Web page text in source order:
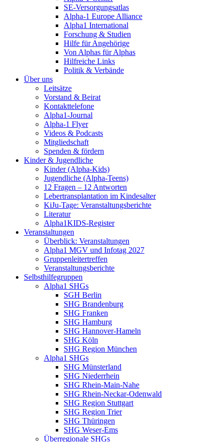
SE-Versorgungsatlas
Alpha-1 Europe Alliance
Alpha1 International
Forschung & Studien
Hilfe für Angehörige
Von Alphas für Alphas
Hilfreiche Links
Politik & Verbände
Über uns
Leitsätze
Vorstand & Beirat
Kontakttelefone
Alpha1-Journal
Alpha-1 Flyer
Videos & Podcasts
Mitgliedschaft
Spenden & fördern
Kinder & Jugendliche
Kinder (Alpha-Kids)
Jugendliche (Alpha-Teens)
12 Fragen – 12 Antworten
Lebertransplantation im Kindesalter
KiJu-Tage: Veranstaltungsberichte
Literatur
Alpha1KIDS-Register
Veranstaltungen
Überblick: Veranstaltungen
Alpha1 MGV und Infotag 2027
Gruppenleitertreffen
Veranstaltungsberichte
Selbsthilfegruppen
Alpha1 SHGs
SGH Berlin
SHG Brandenburg
SHG Franken
SHG Hamburg
SHG Hannover-Hameln
SHG Köln
SHG Region München
Alpha1 SHGs
SHG Münsterland
SHG Niederrhein
SHG Rhein-Main-Nahe
SHG Rhein-Neckar-Odenwald
SHG Region Stuttgart
SHG Region Trier
SHG Thüringen
SHG Weser-Ems
Überregionale SHGs